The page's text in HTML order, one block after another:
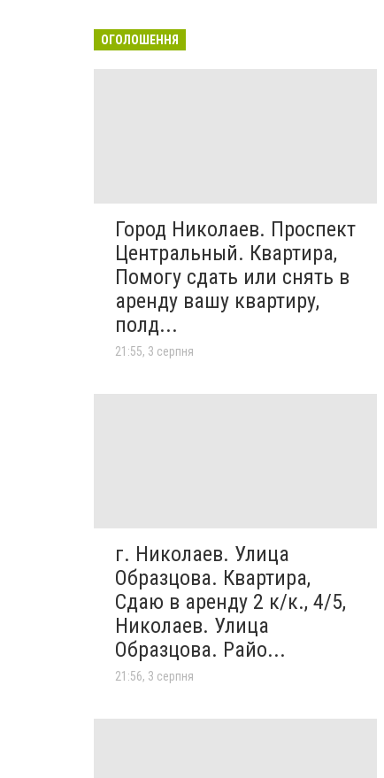
ОГОЛОШЕННЯ
Город Николаев. Проспект
Центральный. Квартира,
Помогу сдать или снять в
аренду вашу квартиру,
полд...
21:55, 3 серпня
г. Николаев. Улица
Образцова. Квартира,
Сдаю в аренду 2 к/к., 4/5,
Николаев. Улица
Образцова. Райо...
21:56, 3 серпня